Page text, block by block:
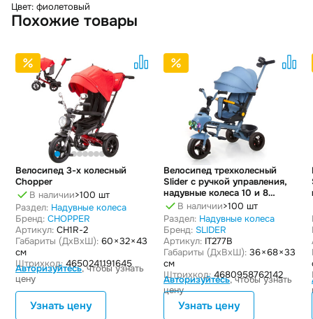
Цвет: фиолетовый
Похожие товары
Велосипед 3-х колесный
Chopper
В наличии>100 шт
Раздел: Надувные колеса
Бренд: CHOPPER
Артикул: CH1R-2
Габариты (ДxВxШ): 60 × 32 × 43
см
Штрихкод: 4650241191645
Авторизуйтесь, чтобы узнать
цену
Узнать цену
Велосипед трехколесный
Slider с ручкой управления,
надувные колеса 10 и 8
дюймов
В наличии>100 шт
Раздел: Надувные колеса
Бренд: SLIDER
Артикул: IT277B
Габариты (ДxВxШ): 36 × 68 × 33
см
Штрихкод: 4680958762142
Авторизуйтесь, чтобы узнать
цену
Узнать цену